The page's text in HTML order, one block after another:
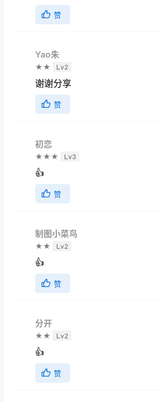
赞
Yao朱
★★ Lv2
谢谢分享
赞
初恋
★★★ Lv3
👍
赞
制图小菜鸟
★★ Lv2
👍
赞
分开
★★ Lv2
👍
赞